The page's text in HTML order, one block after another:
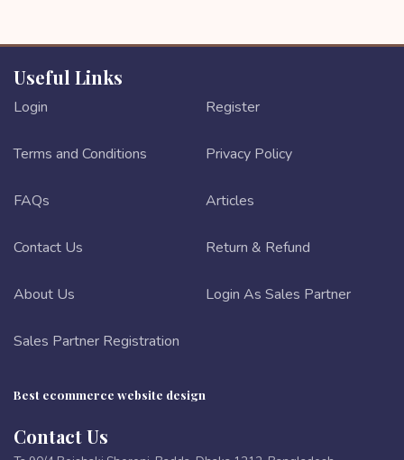
Useful Links
Login Register
Terms and Conditions Privacy Policy
FAQs Articles
Contact Us Return & Refund
About Us Login As Sales Partner
Sales Partner Registration
Best ecommerce website design
Contact Us